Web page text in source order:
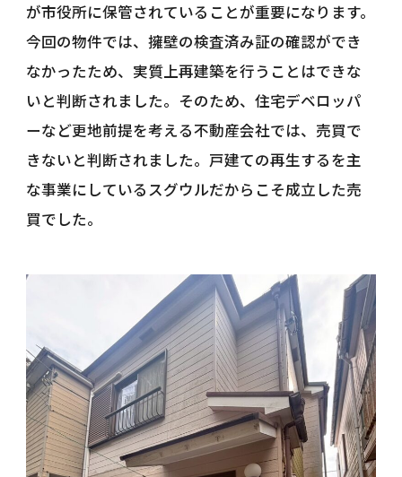
が市役所に保管されていることが重要になります。
今回の物件では、擁壁の検査済み証の確認ができ
なかったため、実質上再建築を行うことはできな
いと判断されました。そのため、住宅デベロッパ
ーなど更地前提を考える不動産会社では、売買で
きないと判断されました。戸建ての再生するを主
な事業にしているスグウルだからこそ成立した売
買でした。